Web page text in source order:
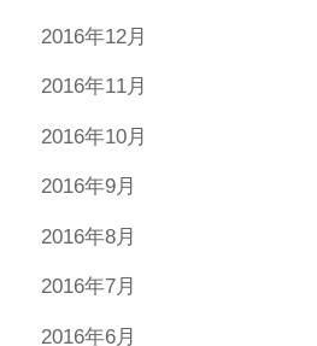
2016年12月
2016年11月
2016年10月
2016年9月
2016年8月
2016年7月
2016年6月